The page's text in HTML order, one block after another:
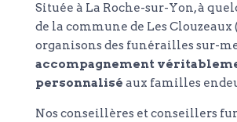
Située à La Roche-sur-Yon, à
de la commune de Les Clouzeaux
organisons des funérailles sur-
accompagnement
personnalisé aux familles
Nos conseillères et conseillers